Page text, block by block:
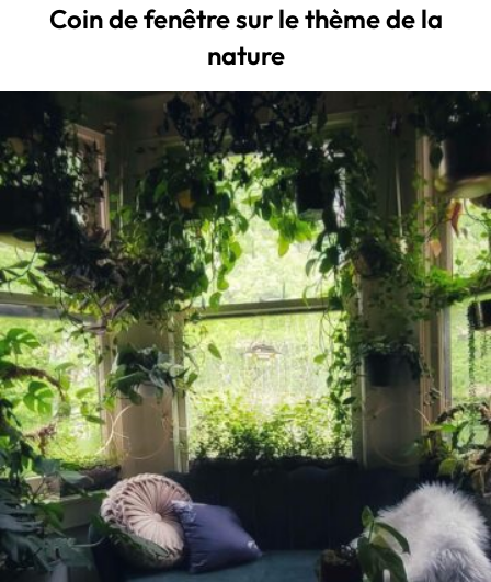
Coin de fenêtre sur le thème de la
nature